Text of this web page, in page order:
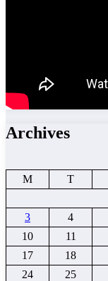
Archives
M
T
3
4
10
11
17
18
24
25